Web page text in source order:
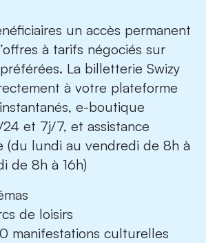
un accès permanent
à tarifs négociés sur
La billetterie Swizy
à votre plateforme
e-boutique
et 7j/7, et assistance
(du lundi au vendredi de 8h à
de 8h à 16h)
de loisirs
manifestations culturelles